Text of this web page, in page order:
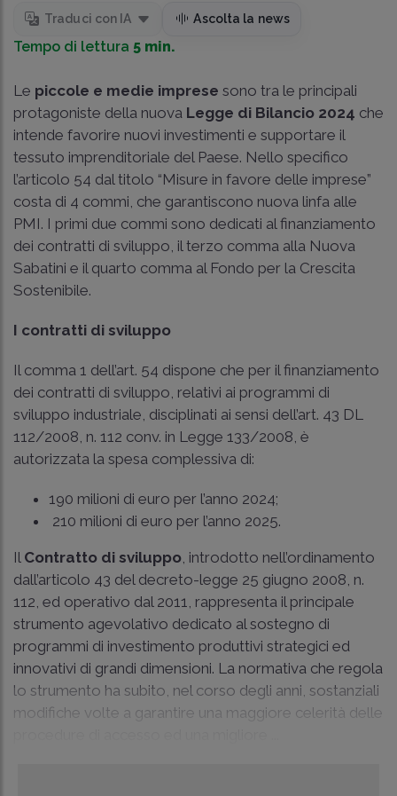
Traduci con IA Ascolta la news
Tempo di lettura 5 min.
Le piccole e medie imprese sono tra le principali
protagoniste della nuova Legge di Bilancio 2024 che
intende favorire nuovi investimenti e supportare il
tessuto imprenditoriale del Paese. Nello specifico
l’articolo 54 dal titolo “Misure in favore delle imprese”
costa di 4 commi, che garantiscono nuova linfa alle
PMI. I primi due commi sono dedicati al finanziamento
dei contratti di sviluppo, il terzo comma alla Nuova
Sabatini e il quarto comma al Fondo per la Crescita
Sostenibile.
I contratti di sviluppo
Il comma 1 dell’art. 54 dispone che per il finanziamento
dei contratti di sviluppo, relativi ai programmi di
sviluppo industriale, disciplinati ai sensi dell’art. 43 DL
112/2008, n. 112 conv. in Legge 133/2008, è
autorizzata la spesa complessiva di:
190 milioni di euro per l’anno 2024;
210 milioni di euro per l’anno 2025.
Il Contratto di sviluppo , introdotto nell’ordinamento
dall’articolo 43 del decreto-legge 25 giugno 2008, n.
112, ed operativo dal 2011, rappresenta il principale
strumento agevolativo dedicato al sostegno di
programmi di investimento produttivi strategici ed
innovativi di grandi dimensioni. La normativa che regola
lo strumento ha subito, nel corso degli anni, sostanziali
modifiche volte a garantire una maggiore celerità delle